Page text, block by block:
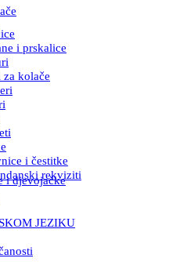
i prskalice
za kolače
i čestitke
i djevojačke
rekviziti
JEZIKU